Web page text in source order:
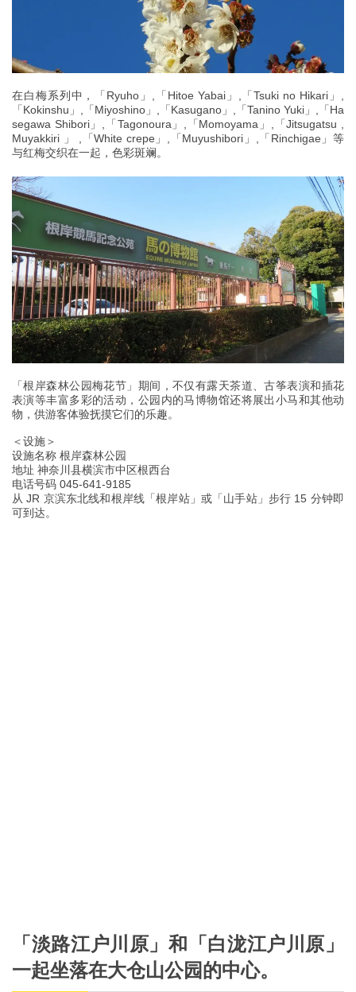
在白梅系列中，「Ryuho」,「Hitoe Yabai」,「Tsuki no Hikari」,
「Kokinshu」,「Miyoshino」,「Kasugano」,「Tanino Yuki」,「Ha
segawa Shibori」,「Tagonoura」,「Momoyama」,「Jitsugatsu ,
Muyakkiri 」 ,「White crepe」,「Muyushibori」,「Rinchigae」等
与红梅交织在一起，色彩斑斓。
「根岸森林公园梅花节」期间，不仅有露天茶道、古筝表演和插花
表演等丰富多彩的活动，公园内的马博物馆还将展出小马和其他动
物，供游客体验抚摸它们的乐趣。
＜设施＞
设施名称 根岸森林公园
地址 神奈川县横滨市中区根西台
电话号码 045-641-9185
从 JR 京滨东北线和根岸线「根岸站」或「山手站」步行 15 分钟即
可到达。
「淡路江户川原」和「白泷江户川原」
一起坐落在大仓山公园的中心。